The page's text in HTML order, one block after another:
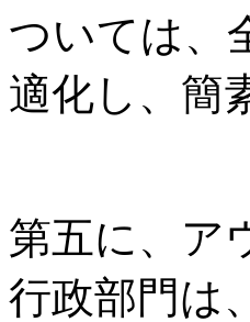
ついては、
適化し、簡
第五に、ア
行政部門は